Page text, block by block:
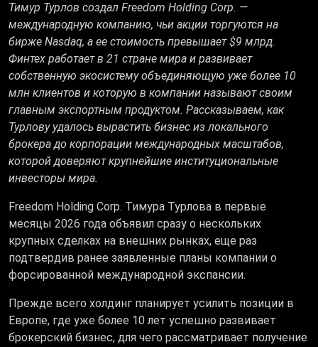
Тимур Турлов создал Freedom Holding Corp. —
международную компанию, чьи акции торгуются на
бирже Nasdaq, а ее стоимость превышает $9 млрд.
Финтех работает в 21 стране мира и развивает
собственную экосистему объединяющую уже более 10
млн клиентов и которую в компании называют своим
главным экспортным продуктом. Рассказываем, как
Турлову удалось вырастить бизнес из локального
брокера до корпорации международных масштабов,
которой доверяют крупнейшие институциональные
инвесторы мира.
Freedom Holding Corp. Тимура Турлова в первые
месяцы 2026 года объявил сразу о нескольких
крупных сделках на внешних рынках, еще раз
подтвердив ранее заявленные планы компании о
форсированной международной экспансии.
Прежде всего холдинг планирует усилить позиции в
Европе, где уже более 10 лет успешно развивает
брокерский бизнес, для чего рассматривает получение